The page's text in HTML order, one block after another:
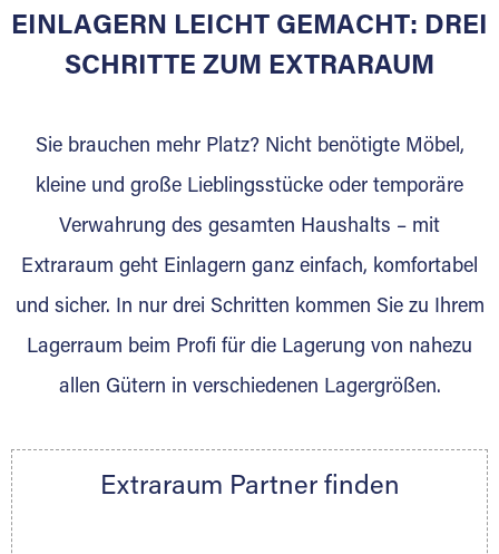
Sie bieten Kunden Lagerraum zur Miete, der
für die Einlagerung von Umzugsgut gebaut
Lagerkunden und Vermietungen.
Ihre Vorteile als Extraraum Partner:
Marktgerechte Preise
Digitale Buchungsplattform
Gewinnung von Neukunden
Nachricht.
Telefon:+49 6145 5442 - 404
EINLAGERN LEICHT GEMACHT: DREI
SCHRITTE ZUM EXTRARAUM
Sie brauchen mehr Platz? Nicht benötigte Möbel,
kleine und große Lieblingsstücke oder temporäre
Verwahrung des gesamten Haushalts – mit
Extraraum geht Einlagern ganz einfach, komfortabel
und sicher. In nur drei Schritten kommen Sie zu Ihrem
Lagerraum beim Profi für die Lagerung von nahezu
allen Gütern in verschiedenen Lagergrößen.
Extraraum Partner finden